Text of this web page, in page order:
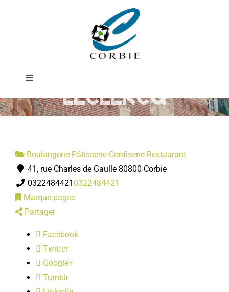
Toggle
Mairie
SERVICES MUNICIPAUX
PRATIQUE
LOISIRS
PUBLICATIONS
Boulangerie
Pâtisserie
LECLERCQ
Boulangerie-Pâtisserie-Confiserie-Restaurant
41, rue Charles de Gaulle 80800 Corbie
0322484421 0322484421
Marque-pages
Partager
Facebook
Twitter
Google+
Tumblr